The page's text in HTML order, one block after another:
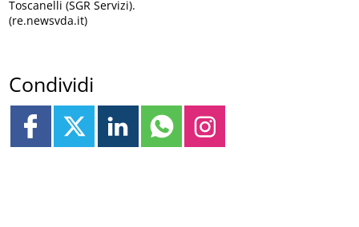
Toscanelli (SGR Servizi).
(re.newsvda.it)
Condividi